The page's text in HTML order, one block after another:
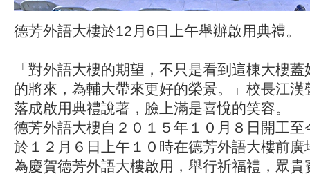
德芳外語大樓於12月6日上午舉辦啟用典禮。
「對外語大樓的期望，不只是看到這棟大樓
的將來，為輔大帶來更好的榮景。」校長江
落成啟用典禮說著，臉上滿是喜悅的笑容。
德芳外語大樓自２０１５年１０月８日開工至
於１２月６日上午１０時在德芳外語大樓前廣
為慶賀德芳外語大樓啟用，舉行祈福禮，眾貴